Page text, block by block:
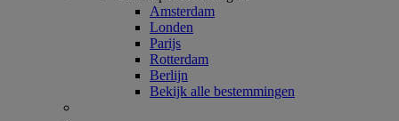
Amsterdam
Londen
Parijs
Rotterdam
Berlijn
Bekijk alle bestemmingen